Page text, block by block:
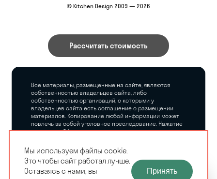
© Kitchen Design 2009 — 2026
Рассчитать стоимость
Все материалы, размещенные на сайте, являются
собственностью владельцев сайта, либо
собственностью организаций, с которыми у
владельцев сайта есть соглашение о размещении
материалов. Копирование любой информации может
повлечь за собой уголовное преследование. Нажатие
на кнопку «Оформить заказ», а также последующее
владельцев сайта никаких обязательств.
ЗАМЕРЩИК-
РАСЧЕТ КУХНИ
Мы используем файлы cookie.
Это чтобы сайт работал лучше.
Оставаясь с нами, вы
Принять